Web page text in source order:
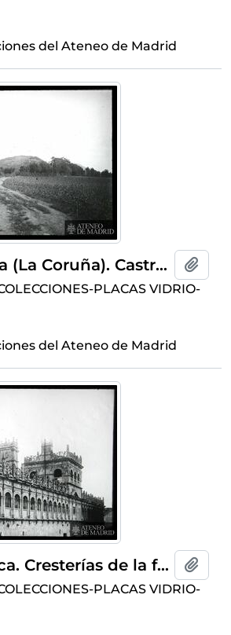
del Ateneo de Madrid
10. Ortigueira (La Coruña). Castro sencillo
PLACAS VIDRIO-
del Ateneo de Madrid
10. Salamanca. Cresterías de la fachada del Palacio de Monterrey, obra de Gil de Hontañón
PLACAS VIDRIO-